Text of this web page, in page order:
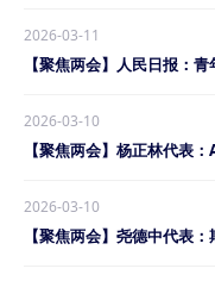
2026-03-11
【聚焦两会】人民日报：
2026-03-10
【聚焦两会】杨正林代表
2026-03-10
【聚焦两会】尧德中代表